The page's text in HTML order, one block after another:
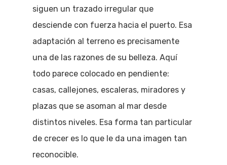
siguen un trazado irregular que
desciende con fuerza hacia el puerto. Esa
adaptación al terreno es precisamente
una de las razones de su belleza. Aquí
todo parece colocado en pendiente:
casas, callejones, escaleras, miradores y
plazas que se asoman al mar desde
distintos niveles. Esa forma tan particular
de crecer es lo que le da una imagen tan
reconocible.